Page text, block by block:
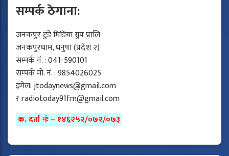
सम्पर्क ठेगाना:
जनकपुर टुडे मिडिया ग्रुप प्रालि
जनकपुरधाम, धनुषा (प्रदेश २)
सम्पर्क नं. : 041-590101
सम्पर्क मो. नं. : 9854026025
इमेल:jtodaynews@gmail.com
रradiotoday91fm@gmail.com
क. दर्ता नंः – १४६२५२/०७२/०७३